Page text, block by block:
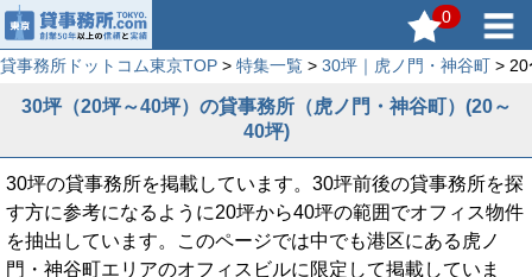
0
貸事務所ドットコム東京TOP > 特集一覧 > 30坪｜虎ノ門・神谷町 > 20
30坪（20坪～40坪）の貸事務所（虎ノ門・神谷町）(20～
40坪)
30坪の貸事務所を掲載しています。30坪前後の貸事務所を探
す方に参考になるように20坪から40坪の範囲でオフィス物件
を抽出しています。このページでは中でも港区にある虎ノ
門・神谷町エリアのオフィスビルに限定して掲載していま